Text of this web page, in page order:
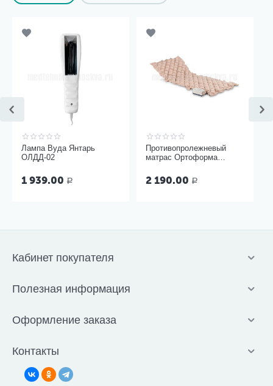
Лампа Вуда Янтарь
ОЛДД-02
1 939.00 Р
Противопролежневый
матрас Ортоформа
2 190.00 Р
Кабинет покупателя
Полезная информация
Оформление заказа
Контакты